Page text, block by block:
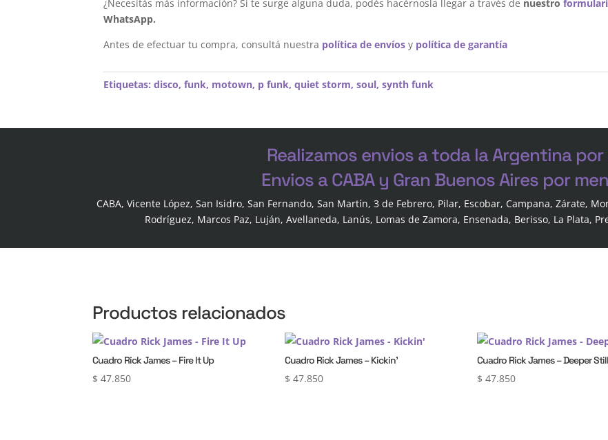
¿Necesitás más información? Si te surge alguna duda, podés hacérnosla llegar a través de nuestro
WhatsApp.
Antes de efectuar tu compra, consultá nuestra política de envíos y política de garantía
Etiquetas:disco,funk, motown, p funk,quiet storm,soul,synth funk
Realizamos envios a toda la Argentina
Envios a CABA y Gran Buenos Aires por
CABA, Vicente López, San Isidro, San Fernando, San Martín, 3 de Febrero, Pilar, Escobar, Campana, Zárate,
Rodríguez, Marcos Paz, Luján, Avellaneda, Lanús, Lomas de Zamora, Ensenada, Berisso, La Plata,
Productos relacionados
Cuadro Rick James – Fire It Up
$ 47.850
Cuadro Rick James – Kickin’
$ 47.850
Cuadro Rick James – Deeper Still
$ 47.850